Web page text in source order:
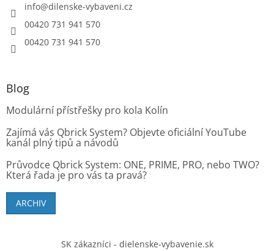
info@dilenske-vybaveni.cz
00420 731 941 570
00420 731 941 570
Blog
Modulární přístřešky pro kola Kolín
Zajímá vás Qbrick System? Objevte oficiální YouTube
kanál plný tipů a návodů
Průvodce Qbrick System: ONE, PRIME, PRO, nebo TWO?
Která řada je pro vás ta pravá?
ARCHIV
SK zákazníci - dielenske-vybavenie.sk